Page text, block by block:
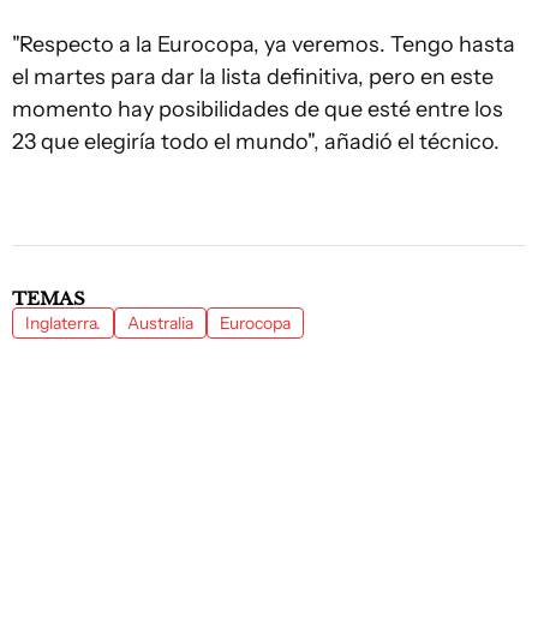
"Respecto a la Eurocopa, ya veremos. Tengo hasta
el martes para dar la lista definitiva, pero en este
momento hay posibilidades de que esté entre los
23 que elegiría todo el mundo", añadió el técnico.
TEMAS
Inglaterra. Australia Eurocopa